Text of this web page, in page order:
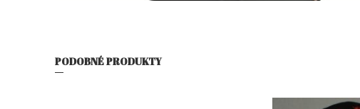
PODOBNÉ PRODUKTY